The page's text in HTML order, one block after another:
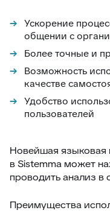
Ускорение
общении с
Более точные и
Возможность
качестве
Удобство
пользователей
Новейшая языковая
в Sistemma может
проводить анализ
Преимущества